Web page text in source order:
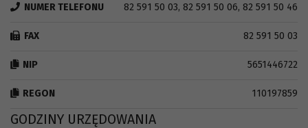
NUMER TELEFONU 82 591 50 03, 82 591 50 06, 82 591 50 46
FAX 82 591 50 03
NIP 5651446722
REGON 110197859
GODZINY URZĘDOWANIA